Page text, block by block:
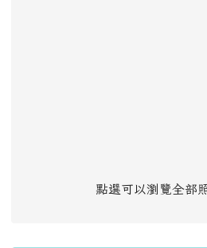
點選可以瀏覽全部